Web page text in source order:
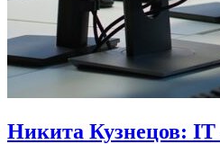
Никита Кузнецов: